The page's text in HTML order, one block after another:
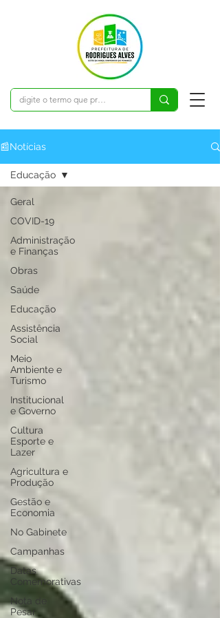
📰Notícias
Geral
COVID-19
Administração
e Finanças
Obras
Saúde
Educação
Assistência
Social
Meio
Ambiente e
Turismo
Institucional
e Governo
Cultura
Esporte e
Lazer
Agricultura e
Produção
Gestão e
Economia
No Gabinete
Campanhas
Datas
Comemorativas
Nota de
Pesar
Educação